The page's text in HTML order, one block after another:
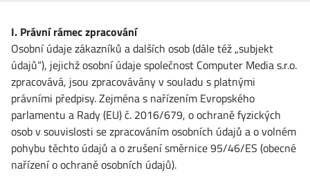
I. Právní rámec zpracování
Osobní údaje zákazníků a dalších osob (dále též „subjekt
údajů“), jejichž osobní údaje společnost Computer Media s.r.o.
zpracovává, jsou zpracovávány v souladu s platnými
právními předpisy. Zejména s nařízením Evropského
parlamentu a Rady (EU) č. 2016/679, o ochraně fyzických
osob v souvislosti se zpracováním osobních údajů a o volném
pohybu těchto údajů a o zrušení směrnice 95/46/ES (obecné
nařízení o ochraně osobních údajů).